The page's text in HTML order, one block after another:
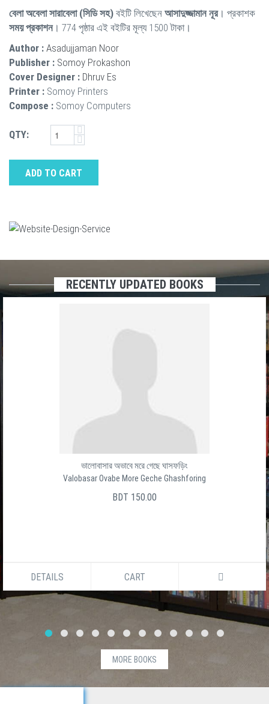
বেলা অবেলা সারাবেলা (সিডি সহ) বইটি লিখেছেন আসাদুজ্জামান নূর। প্রকাশক
সময় প্রকাশন। 774 পৃষ্ঠার এই বইটির মূল্য 1500 টাকা।
Author : Asadujjaman Noor
Publisher : Somoy Prokashon
Cover Designer : Dhruv Es
Printer : Somoy Printers
Compose : Somoy Computers
QTY:
ADD TO CART
RECENTLY UPDATED BOOKS
ভালোবাসার অভাবে মরে গেছে ঘাসফড়িং
Valobasar Ovabe More Geche Ghashforing
BDT 150.00
DETAILS CART
MORE BOOKS